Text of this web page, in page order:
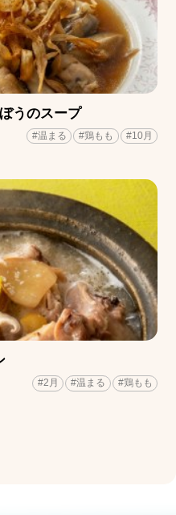
うのスープ
#温まる #鶏もも #10月
#2月 #温まる #鶏もも